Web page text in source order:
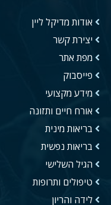
אודות מדיקל ליין
יצירת קשר
מפת אתר
פייסבוק
מידע מקצועי
אורח חיים ותזונה
בריאות מינית
בריאות נפשית
הגיל השלישי
טיפולים ותרופות
לידה והריון